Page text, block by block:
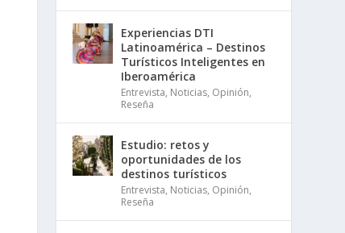
Experiencias DTI
Latinoamérica – Destinos
Turísticos Inteligentes en
Iberoamérica
Entrevista, Noticias, Opinión,
Reseña
Estudio: retos y
oportunidades de los
destinos turísticos
Entrevista, Noticias, Opinión,
Reseña